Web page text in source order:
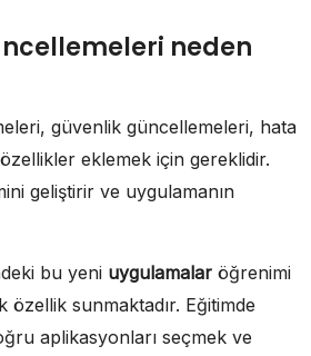
neden
güvenlik güncellemeleri, hata
eklemek için gereklidir.
geliştirir ve uygulamanın
bu yeni uygulamalar öğrenimi
özellik sunmaktadır. Eğitimde
aplikasyonları seçmek ve